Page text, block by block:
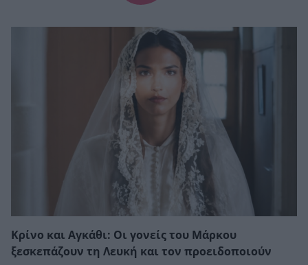
Κρίνο και Αγκάθι: Οι γονείς του Μάρκου
ξεσκεπάζουν τη Λευκή και τον προειδοποιούν